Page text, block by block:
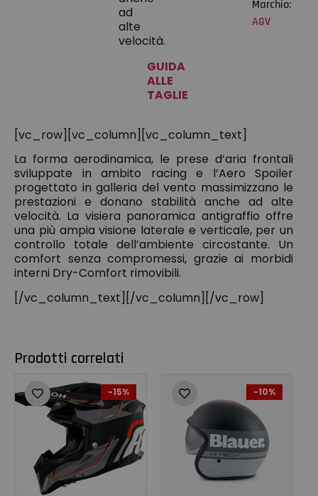
ad
alte
velocità.
GUIDA
ALLE
TAGLIE
Marchio:
AGV
[vc_row][vc_column][vc_column_text]
La forma aerodinamica, le prese d’aria frontali
sviluppate in ambito racing e l’Aero Spoiler
progettato in galleria del vento massimizzano le
prestazioni e donano stabilità anche ad alte
velocità. La visiera panoramica antigraffio offre
una più ampia visione laterale e verticale, per un
controllo totale dell’ambiente circostante. Un
comfort senza compromessi, grazie ai morbidi
interni Dry-Comfort rimovibili.
[/vc_column_text][/vc_column][/vc_row]
Prodotti correlati
-15% -10%